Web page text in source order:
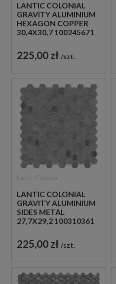
LANTIC COLONIAL
GRAVITY ALUMINIUM
HEXAGON COPPER
30,4X30,7 100245671
SZCZOTKOWANA
225,00 zł szt.
LANTIC COLONIAL
GRAVITY ALUMINIUM
SIDES METAL
27,7X29,2 100310361
DEKORACYJNA
METALOWA
225,00 zł szt.